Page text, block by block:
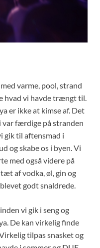
varme, pool, strand
hvad vi havde trængt til.
er ikke at kimse af. Det
færdige på stranden
gik til aftensmad i
og skabe os i byen. Vi
med også videre på
af vodka, øl, gin og
godt snaldrede.
vi gik i seng og
De kan virkelig finde
tilpas snasket og